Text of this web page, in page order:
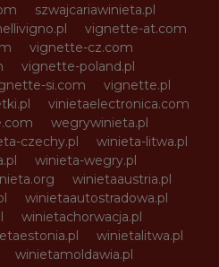
szwajcariawinieta.pl
vignette-at.com
vignette-cz.com
vignette-poland.pl
si.com
vignette.pl
vinietaelectronica.com
wegrywinieta.pl
czechy.pl
winieta-litwa.pl
winieta-wegry.pl
winietaaustria.pl
winietaautostradowa.pl
winietachorwacja.pl
winietalitwa.pl
winietamoldawia.pl